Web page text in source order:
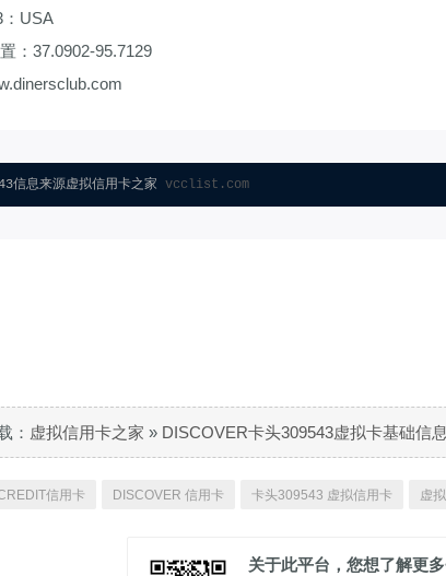
：USA
：37.0902-95.7129
信息来源虚拟信用卡之家 vcclist.com
： 虚拟信用卡之家 » DISCOVER卡头309543虚拟卡基础信息
信用卡 DISCOVER 信用卡 卡头309543 虚拟信用卡 虚
关于此平台，您想了解更